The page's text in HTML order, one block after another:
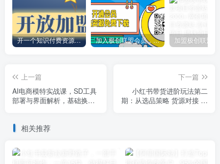
开一个知识付费资源网站，小白也能日入1000+ 加入极创联盟会员，全站资源免费学习。
上一篇
AI电商模特实战课，SD工具
部署与界面解析，基础换装
下一篇
小红书带货进阶玩法第二
期：从选品策略 货源对接 内
相关推荐